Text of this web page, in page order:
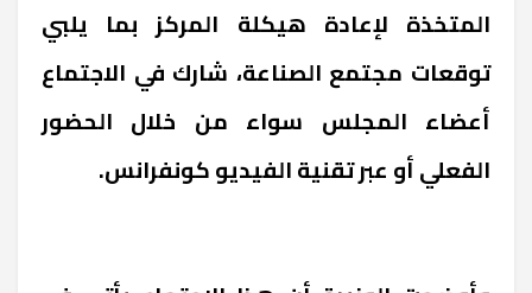
المتخذة لإعادة هيكلة المركز بما يلبي
توقعات مجتمع الصناعة، شارك في الاجتماع
أعضاء المجلس سواء من خلال الحضور
الفعلي أو عبر تقنية الفيديو كونفرانس.